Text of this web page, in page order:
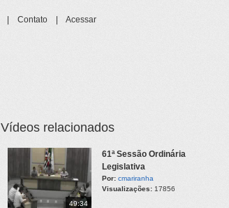
Contato Acessar
Vídeos relacionados
49:34
61ª Sessão Ordinária
Legislativa
Por: cmariranha
Visualizações: 17856